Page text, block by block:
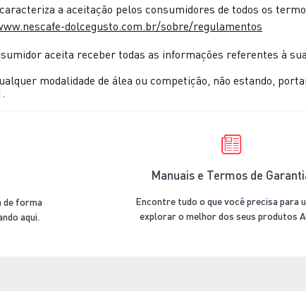
a aceitação pelos consumidores de todos os
dolcegusto.com.br/sobre/regulamentos
aceita receber todas as informações referentes à
modalidade de álea ou competição, não estando,
de forma
aqui.
Manuais e Termos de
Encontre tudo o que você precisa para
explorar o melhor dos seus produtos